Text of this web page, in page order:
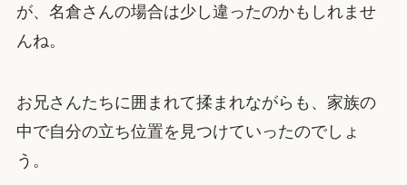
が、名倉さんの場合は少し違ったのかもしれませ
んね。
お兄さんたちに囲まれて揉まれながらも、家族の
中で自分の立ち位置を見つけていったのでしょ
う。